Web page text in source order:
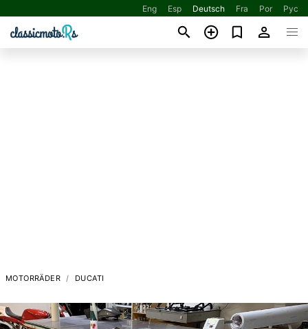
Eng Esp Deutsch Fra Por Рус
MOTORRÄDER DUCATI